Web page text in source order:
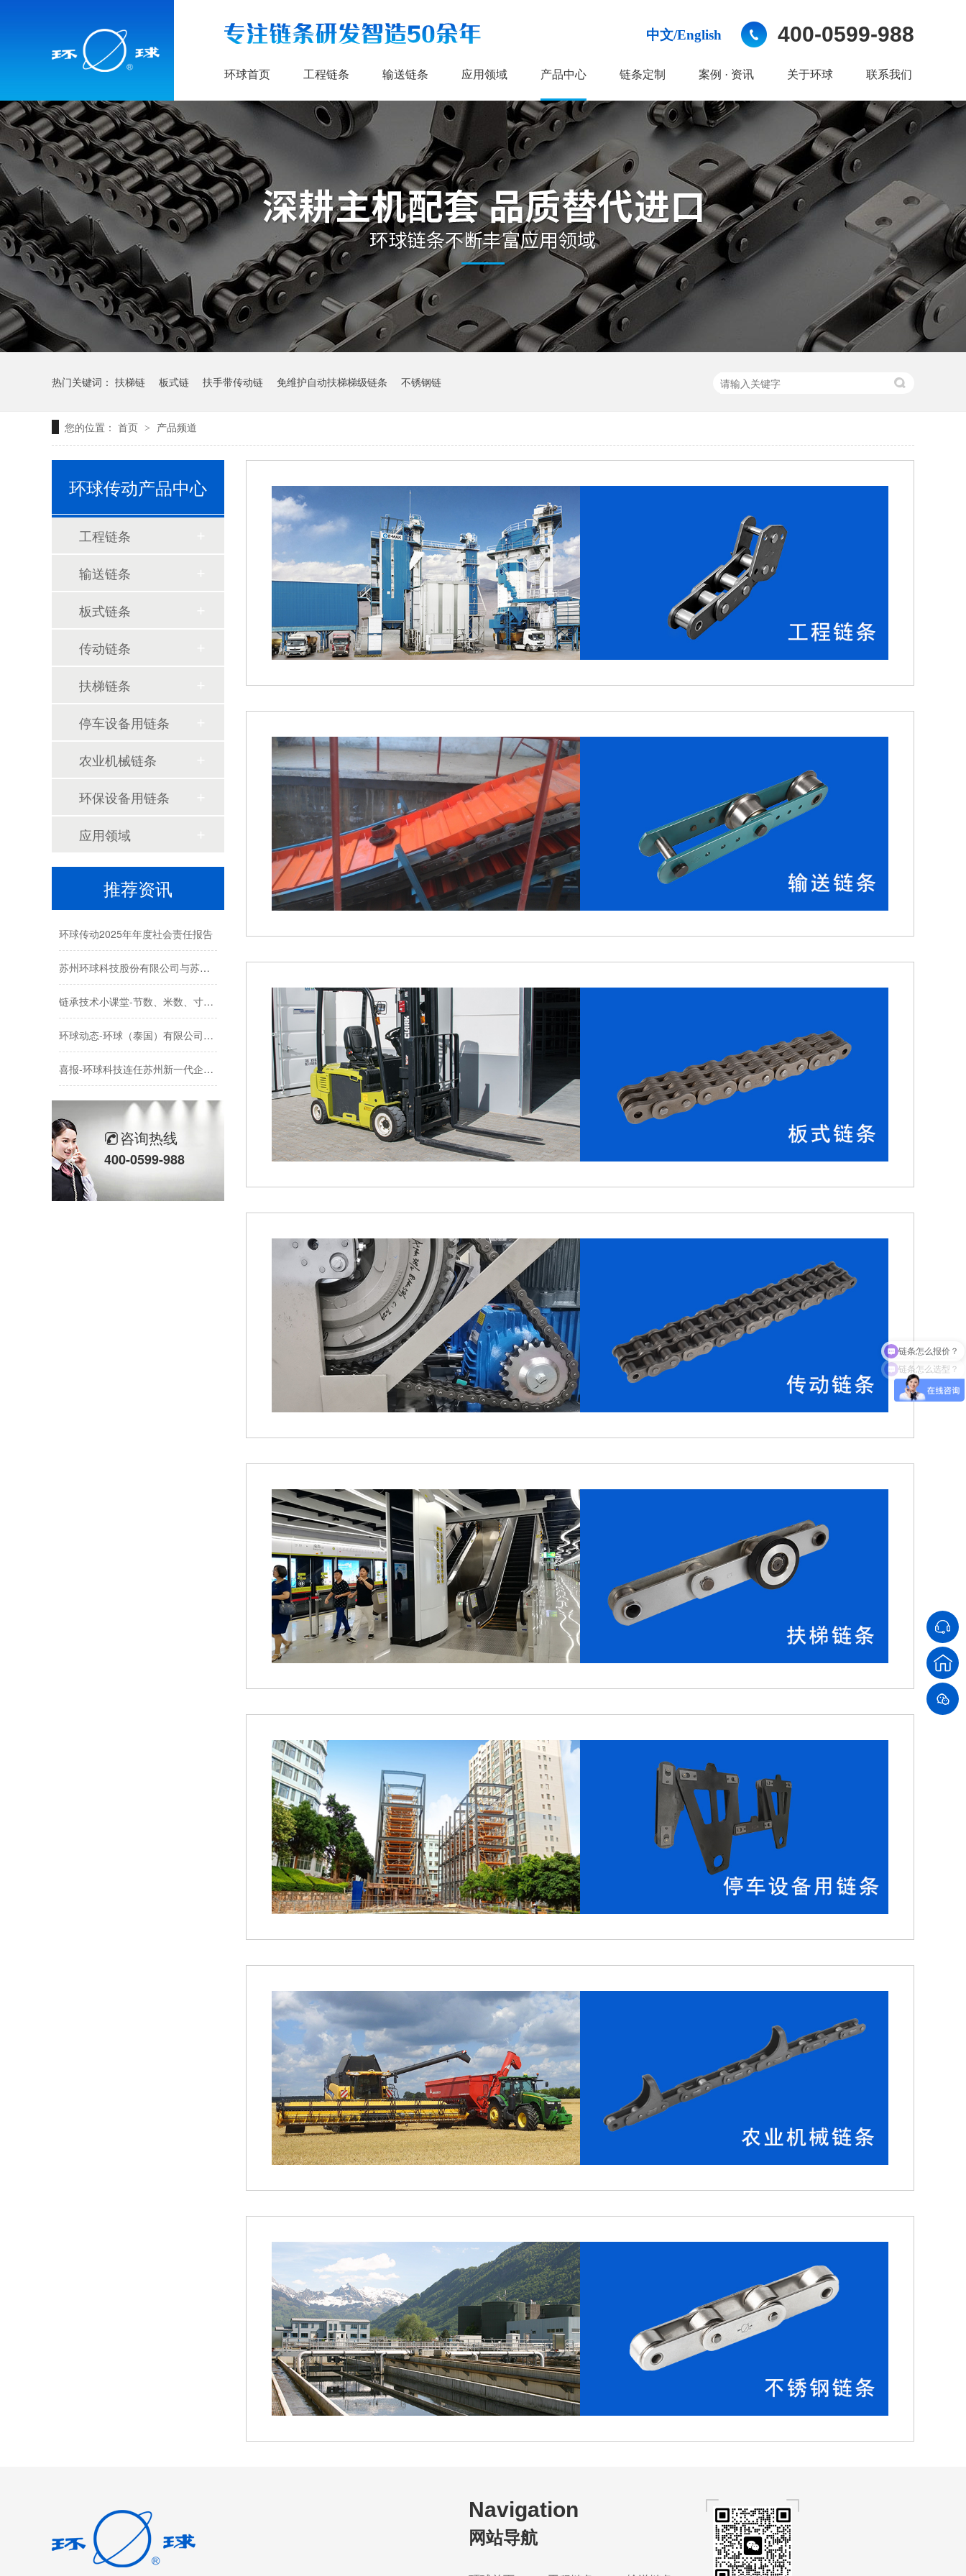
中文/English 400-0599-988
环球首页 工程链条 输送链条 应用领域 产品中心 链条定制 案例 · 资讯 关于环球 联系我们
热门关键词： 扶梯链 板式链 扶手带传动链 免维护自动扶梯梯级链条 不锈钢链
您的位置： 首页 > 产品频道
环球传动产品中心
工程链条
输送链条
板式链条
传动链条
扶梯链条
停车设备用链条
农业机械链条
环保设备用链条
应用领域
推荐资讯
苏州环球科技股份有限公司与苏州大学共建智能制造机器人研究院
链承技术小课堂-节数、米数、寸、分：链条的计量单位，你分得清吗？
环球动态-环球（泰国）有限公司新工厂开工奠基仪式圆满礼成！全球化战略迈出坚实一步
喜报-环球科技连任苏州新一代企业家商会理事单位，总经理黄雅丹女士获“锐意进取奖”
“链”接可靠-报型号就卡壳？如何准确描述您需要的链条？
环球链条助力自动扶梯行业
咨询热线
400-0599-988
Navigation
网站导航
链条怎么选型？